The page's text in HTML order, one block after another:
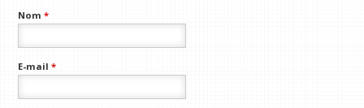
Nom*
E-mail*